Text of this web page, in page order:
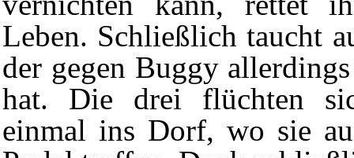
Leben. Schließlich taucht
der gegen Buggy
hat. Die drei flüchten
einmal ins Dorf, wo sie